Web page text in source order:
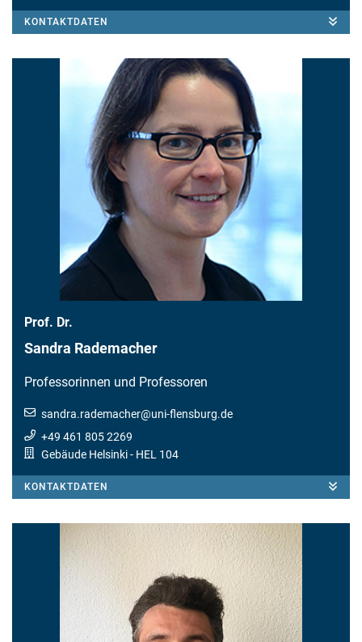
KONTAKTDATEN
Prof. Dr.
Sandra Rademacher
Professorinnen und Professoren
sandra.rademacher@uni-flensburg.de
+49 461 805 2269
Gebäude Helsinki- HEL 104
KONTAKTDATEN